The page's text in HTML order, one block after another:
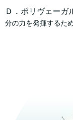
Ｄ．ポリヴェーガ
分の力を発揮するた